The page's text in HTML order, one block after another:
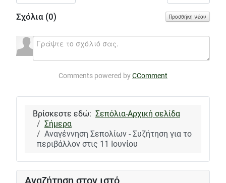
Αναζήτηση στον ιστό
Σχόλια (0) Προσθήκη νέου
Comments powered byCComment
Βρίσκεστε εδώ: Σεπόλια-Αρχική σελίδα
Σήμερα
Αναγέννηση Σεπολίων - Συζήτηση για το
περιβάλλον στις 11 Ιουνίου